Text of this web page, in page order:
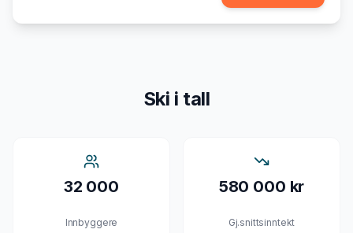
Ski i tall
32 000
Innbyggere
580 000 kr
Gj.snittsinntekt